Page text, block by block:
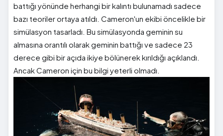
battığı yönünde herhangi bir kalıntı bulunamadı sadece
bazı teoriler ortaya atıldı. Cameron'un ekibi öncelikle bir
simülasyon tasarladı. Bu simülasyonda geminin su
almasına orantılı olarak geminin battığı ve sadece 23
derece gibi bir açıda ikiye bölünerek kırıldığı açıklandı.
Ancak Cameron için bu bilgi yeterli olmadı.